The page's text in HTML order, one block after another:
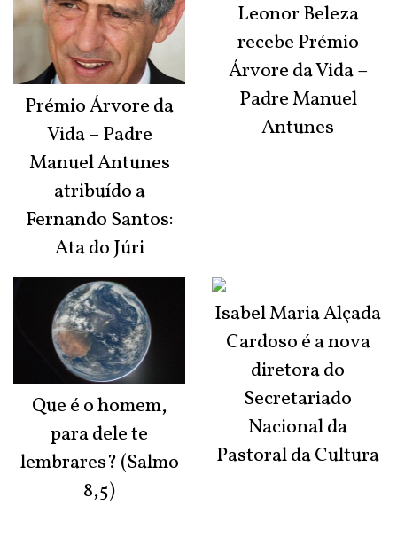
Prémio Árvore da
Vida – Padre
Manuel Antunes
atribuído a
Fernando Santos:
Ata do Júri
Que é o homem,
para dele te
lembrares? (Salmo
8,5)
Leonor Beleza
recebe Prémio
Árvore da Vida –
Padre Manuel
Antunes
Isabel Maria Alçada
Cardoso é a nova
diretora do
Secretariado
Nacional da
Pastoral da Cultura